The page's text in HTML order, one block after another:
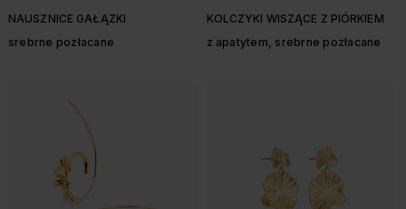
NAUSZNICE GAŁĄZKI
srebrne pozłacane
KOLCZYKI WISZĄCE Z PIÓRKIEM
z apatytem, srebrne pozłacane